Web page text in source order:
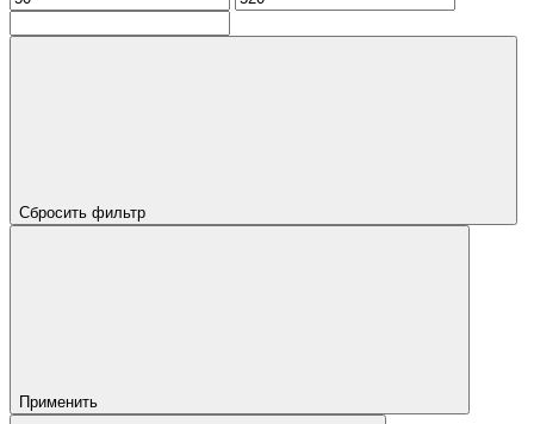
Сбросить фильтр
Применить